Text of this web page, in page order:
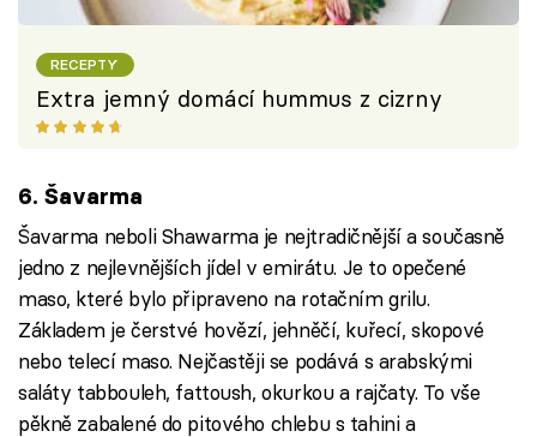
RECEPTY
Extra jemný domácí hummus z cizrny
6. Šavarma
Šavarma neboli Shawarma je nejtradičnější a současně
jedno z nejlevnějších jídel v emirátu. Je to opečené
maso, které bylo připraveno na rotačním grilu.
Základem je čerstvé hovězí, jehněčí, kuřecí, skopové
nebo telecí maso. Nejčastěji se podává s arabskými
saláty tabbouleh, fattoush, okurkou a rajčaty. To vše
pěkně zabalené do pitového chlebu s tahini a